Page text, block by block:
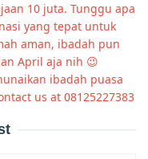
10 juta. Tunggu apa
yang tepat untuk
aman, ibadah pun
April aja nih 😉
ibadah puasa
us at 08125227383